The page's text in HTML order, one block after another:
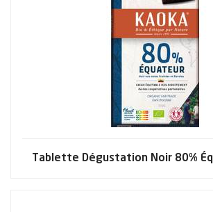
Tablette Dégustation Noir 80%